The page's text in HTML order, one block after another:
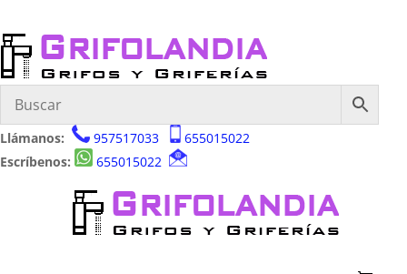
Llámanos: 957517033
655015022
Escríbenos:
655015022